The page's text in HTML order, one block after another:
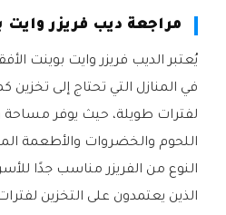
مراجعة ديب فريزر وايت
يُعتبر الديب فريزر وايت بوينت
في المنازل التي تحتاج إلى
لفترات طويلة، حيث يوفر
اللحوم والخضروات والأطعمة
النوع من الفريزر مناسب جدًا
الذين يعتمدون على التخزين